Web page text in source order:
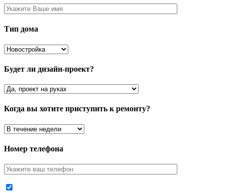
Тип дома
Будет ли дизайн-проект?
Когда вы хотите приступить к ремонту?
Номер телефона